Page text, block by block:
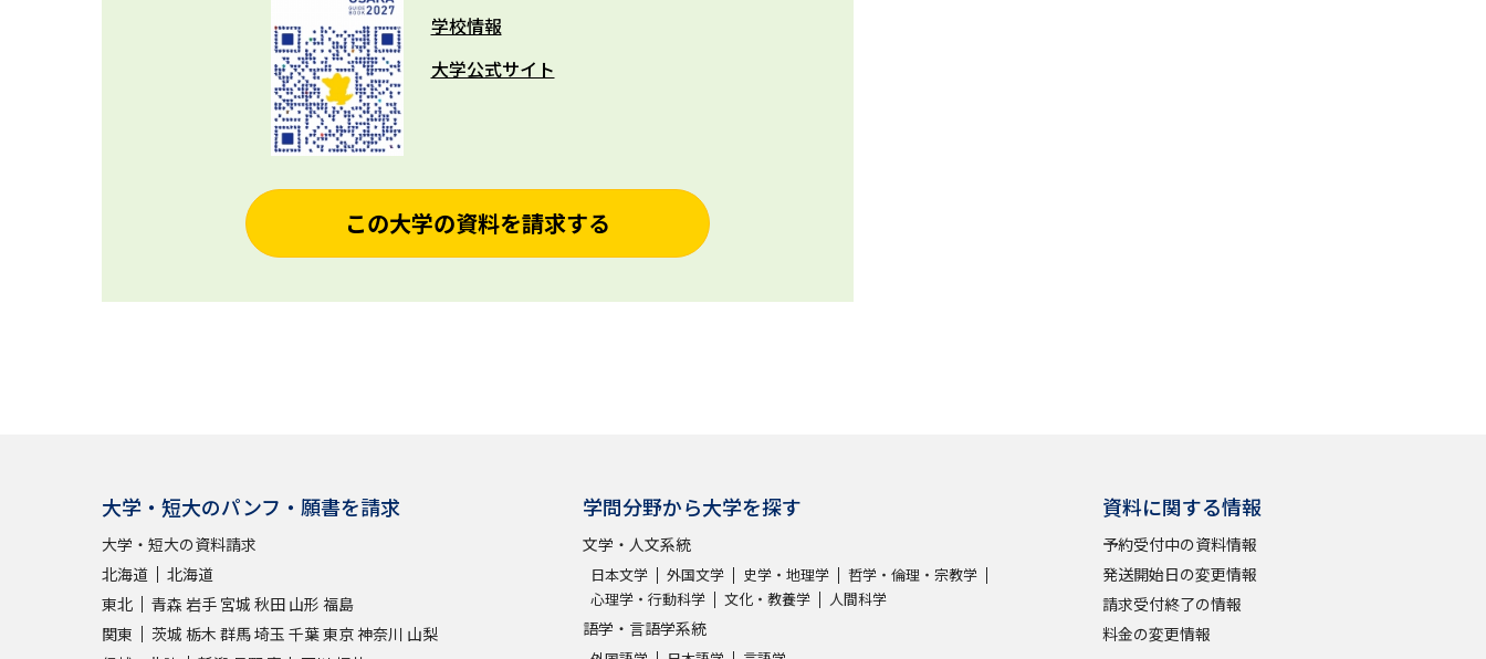
学校情報
大学公式サイト
この大学の資料を請求する
大学・短大のパンフ・願書を請求
大学・短大の資料請求
北海道
北海道
東北
青森 岩手 宮城 秋田 山形 福島
関東
茨城 栃木 群馬埼玉 千葉東京神奈川 山梨
学問分野から大学を探す
文学・人文系統
日本文学 外国文学 史学・地理学
哲学・倫理・宗教学
心理学・行動科学
文化・教養学 人間科学
語学・言語学系統
資料に関する情報
予約受付中の資料情報
発送開始日の変更情報
請求受付終了の情報
料金の変更情報